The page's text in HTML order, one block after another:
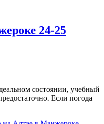
24-25
состоянии, учебный
Если погода